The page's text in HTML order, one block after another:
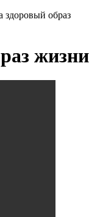
здоровый образ
жизни